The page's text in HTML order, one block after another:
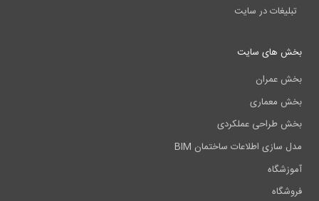
تبلیغات در سایت
بخش های سایت
بخش عمران
بخش معماری
بخش طراحی عملکردی
مدل سازی اطلاعات ساختمان BIM
آموزشگاه
فروشگاه